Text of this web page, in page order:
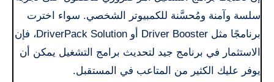
سلسة وآمنة ومُحسَّنة للكمبيوتر الشخصي. سواء اخترت
برنامجًا مثل Driver Booster أو DriverPack Solution، فإن
الاستثمار في برنامج جيد لتحديث برامج التشغيل يمكن أن
يوفر عليك الكثير من المتاعب في المستقبل.